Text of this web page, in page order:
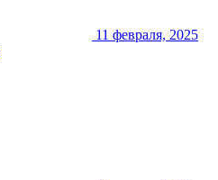
11 февраля, 2025